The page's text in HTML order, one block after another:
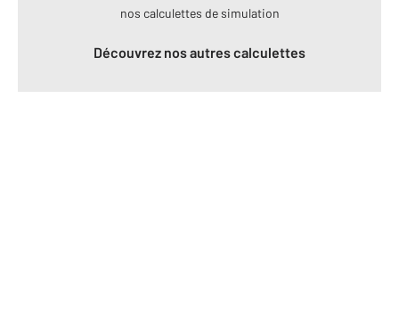
nos calculettes de simulation
Découvrez nos autres calculettes